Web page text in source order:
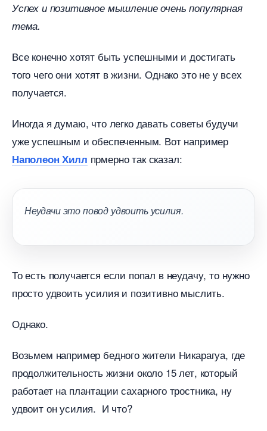
Успех и позитивное мышление очень популярная
тема.
се конечно хотят быть успешными и достигать
того чего они хотят в жизни. Однако это не у всех
получается.
Иногда я думаю, что легко давать советы будучи
уже успешным и обеспеченным. Вот например
Наполеон Хилл прмерно так сказал:
Неудачи это повод удвоить усилия.
То есть получается если попал в неудачу, то нужно
просто удвоить усилия и позитивно мыслить.
Однако.
озьмем например бедного жители Никарагуа, где
продолжительность жизни около 15 лет, который
работает на плантации сахарного тростника, ну
удвоит он усилия. И что?